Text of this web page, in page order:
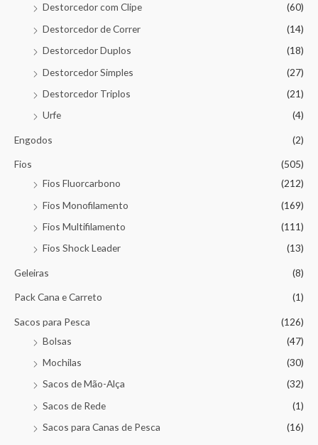
Destorcedor com Clipe
(60)
Destorcedor de Correr
(14)
Destorcedor Duplos
(18)
Destorcedor Simples
(27)
Destorcedor Triplos
(21)
Urfe
(4)
Engodos (2)
Fios
(505)
Fios Fluorcarbono
(212)
Fios Monofilamento
(169)
Fios Multifilamento
(111)
Fios Shock Leader
(13)
Geleiras (8)
Pack Cana e Carreto (1)
Sacos para Pesca
(126)
Bolsas
(47)
Mochilas
(30)
Sacos de Mão-Alça
(32)
Sacos de Rede
(1)
Sacos para Canas de Pesca
(16)